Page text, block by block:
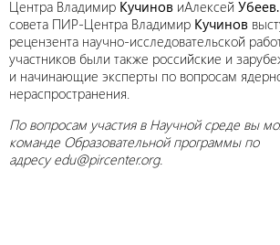
Центра Владимир Кучинов иАлексей Убеев.
совета ПИР-Центра Владимир Кучинов
рецензента научно-исследовательской
участников были также российские и
и начинающие эксперты по вопросам
нераспространения.
По вопросам участия в Научной среде вы
команде Образовательной программы по
адресу edu@pircenter.org.